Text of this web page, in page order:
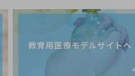
教育用医療モデルサイトへ